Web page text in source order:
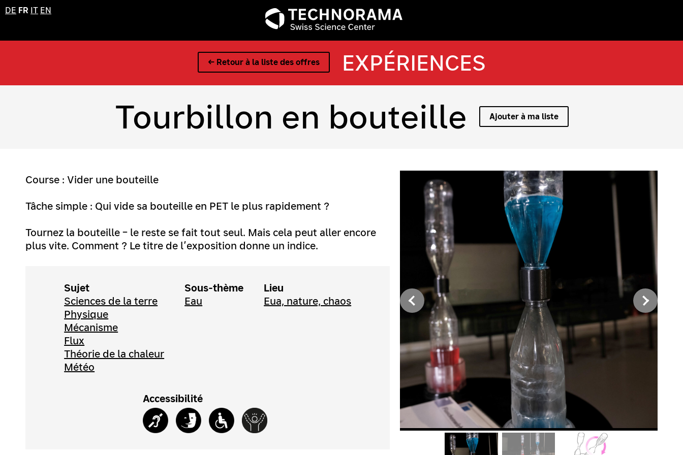
DE FR IT EN
← Retour à la liste des offres EXPÉRIENCES
Tourbillon en bouteille Ajouter à ma liste
Course : Vider une bouteille
Tâche simple : Qui vide sa bouteille en PET le plus rapidement ?
Tournez la bouteille – le reste se fait tout seul. Mais cela peut aller encore
plus vite. Comment ? Le titre de l’exposition donne un indice.
Sujet
Sciences de la terre
Physique
Mécanisme
Flux
Théorie de la chaleur
Météo
Sous-thème
Eau
Lieu
Eua, nature, chaos
Accessibilité